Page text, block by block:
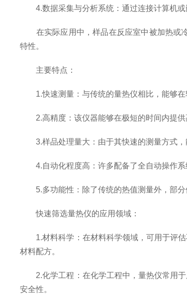
4.数据采集与分析系统：通过连接计算机或
在实际应用中，样品在反应室中被加热或冷
特性。
主要特点：
1.快速测量：与传统的量热仪相比，能够在
2.高精度：该仪器能够在极短的时间内提供
3.样品处理量大：由于其快速的测量方式，
4.自动化程度高：许多配备了全自动操作系
5.多功能性：除了传统的热值测量外，部分
快速筛选量热仪的应用领域：
1.材料科学：在材料科学领域，可用于评估
材料配方。
2.化学工程：在化学工程中，量热仪常用于
安全性。